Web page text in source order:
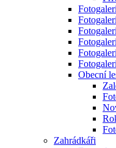
Obecní
Zahrádkáři